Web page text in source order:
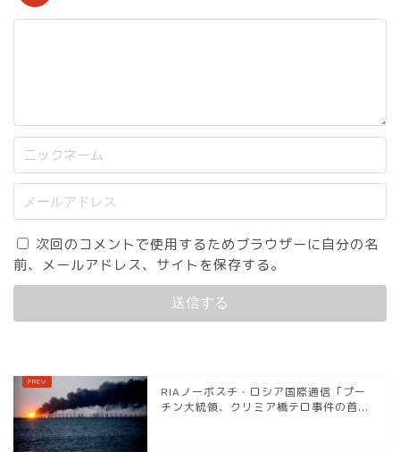
次回のコメントで使用するためブラウザーに自分の名
前、メールアドレス、サイトを保存する。
RIAノーボスチ・ロシア国際通信「プー
チン大統領、クリミア橋テロ事件の首...